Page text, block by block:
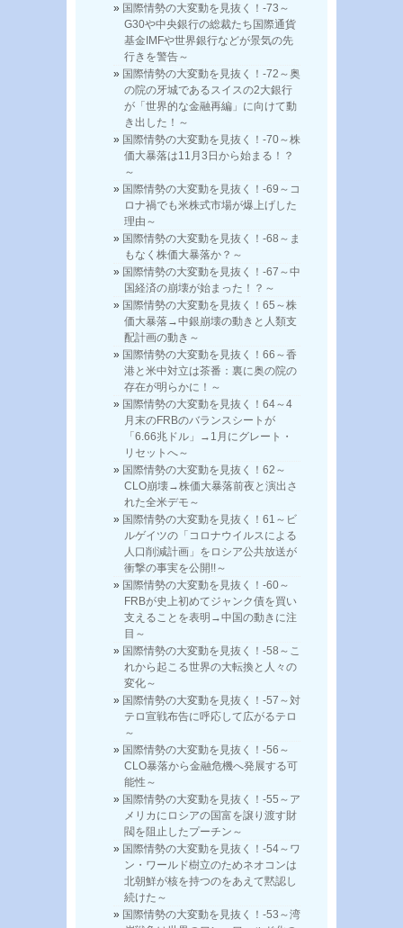
国際情勢の大変動を見抜く！-73～
G30や中央銀行の総裁たち国際通貨
基金IMFや世界銀行などが景気の先
行きを警告～
国際情勢の大変動を見抜く！-72～奥
の院の牙城であるスイスの2大銀行
が「世界的な金融再編」に向けて動
き出した！～
国際情勢の大変動を見抜く！-70～株
価大暴落は11月3日から始まる！？
～
国際情勢の大変動を見抜く！-69～コ
ロナ禍でも米株式市場が爆上げした
理由～
国際情勢の大変動を見抜く！-68～ま
もなく株価大暴落か？～
国際情勢の大変動を見抜く！-67～中
国経済の崩壊が始まった！？～
国際情勢の大変動を見抜く！65～株
価大暴落→中銀崩壊の動きと人類支
配計画の動き～
国際情勢の大変動を見抜く！66～香
港と米中対立は茶番：裏に奥の院の
存在が明らかに！～
国際情勢の大変動を見抜く！64～4
月末のFRBのバランスシートが
「6.66兆ドル」→1月にグレート・
リセットへ～
国際情勢の大変動を見抜く！62～
CLO崩壊→株価大暴落前夜と演出さ
れた全米デモ～
国際情勢の大変動を見抜く！61～ビ
ルゲイツの「コロナウイルスによる
人口削減計画」をロシア公共放送が
衝撃の事実を公開!!～
国際情勢の大変動を見抜く！-60～
FRBが史上初めてジャンク債を買い
支えることを表明→中国の動きに注
目～
国際情勢の大変動を見抜く！-58～こ
れから起こる世界の大転換と人々の
変化～
国際情勢の大変動を見抜く！-57～対
テロ宣戦布告に呼応して広がるテロ
～
国際情勢の大変動を見抜く！-56～
CLO暴落から金融危機へ発展する可
能性～
国際情勢の大変動を見抜く！-55～ア
メリカにロシアの国富を譲り渡す財
閥を阻止したプーチン～
国際情勢の大変動を見抜く！-54～ワ
ン・ワールド樹立のためネオコンは
北朝鮮が核を持つのをあえて黙認し
続けた～
国際情勢の大変動を見抜く！-53～湾